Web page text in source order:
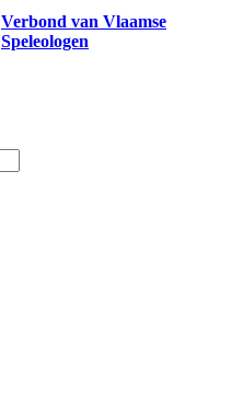
Verbond van Vlaamse
Speleologen